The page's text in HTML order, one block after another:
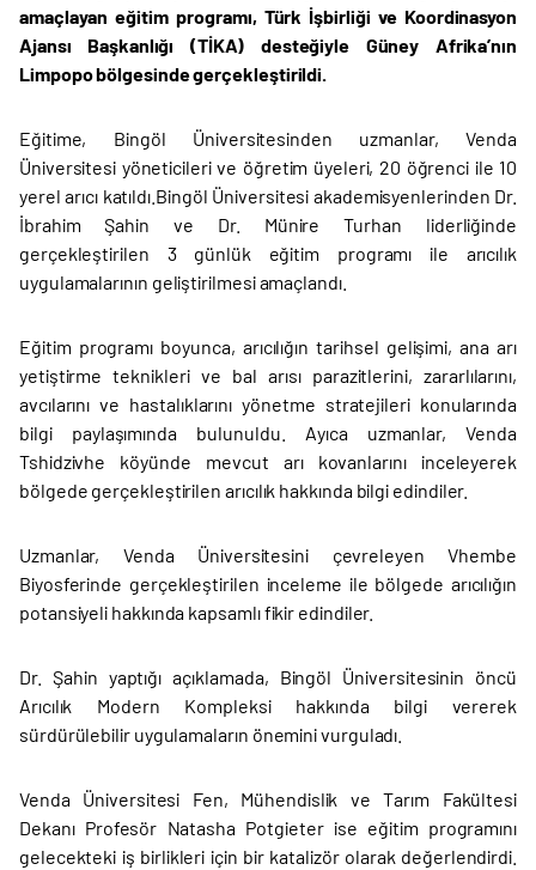
amaçlayan eğitim programı, Türk İşbirliği ve Koordinasyon
Ajansı Başkanlığı (TİKA) desteğiyle Güney Afrika’nın
Limpopo bölgesinde gerçekleştirildi.
Eğitime, Bingöl Üniversitesinden uzmanlar, Venda
Üniversitesi yöneticileri ve öğretim üyeleri, 20 öğrenci ile 10
yerel arıcı katıldı.Bingöl Üniversitesi akademisyenlerinden Dr.
İbrahim Şahin ve Dr. Münire Turhan liderliğinde
gerçekleştirilen 3 günlük eğitim programı ile arıcılık
uygulamalarının geliştirilmesi amaçlandı.
Eğitim programı boyunca, arıcılığın tarihsel gelişimi, ana arı
yetiştirme teknikleri ve bal arısı parazitlerini, zararlılarını,
avcılarını ve hastalıklarını yönetme stratejileri konularında
bilgi paylaşımında bulunuldu. Ayıca uzmanlar, Venda
Tshidzivhe köyünde mevcut arı kovanlarını inceleyerek
bölgede gerçekleştirilen arıcılık hakkında bilgi edindiler.
Uzmanlar, Venda Üniversitesini çevreleyen Vhembe
Biyosferinde gerçekleştirilen inceleme ile bölgede arıcılığın
potansiyeli hakkında kapsamlı fikir edindiler.
Dr. Şahin yaptığı açıklamada, Bingöl Üniversitesinin öncü
Arıcılık Modern Kompleksi hakkında bilgi vererek
sürdürülebilir uygulamaların önemini vurguladı.
Venda Üniversitesi Fen, Mühendislik ve Tarım Fakültesi
Dekanı Profesör Natasha Potgieter ise eğitim programını
gelecekteki iş birlikleri için bir katalizör olarak değerlendirdi.